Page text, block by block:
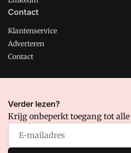
Contact
Klantenservice
Adverteren
Contact
CMweb is onderdeel van VMN media.
waar VMN media voor staat. Op
volgende regelingen van toepassing:
Privacy en Cookie beleid
Verder lezen?
Krijg onbeperkt toegang tot